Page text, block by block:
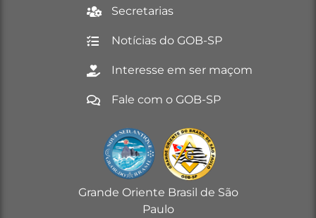
Secretarias
Notícias do GOB-SP
Interesse em ser maçom
Fale com o GOB-SP
Grande Oriente Brasil de São
Paulo